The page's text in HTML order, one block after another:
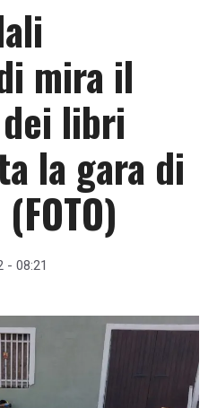
mira il
libri
la gara di
- 08:21